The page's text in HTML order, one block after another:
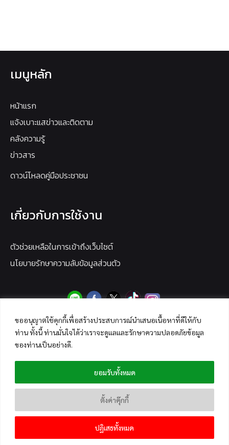
ขออนุญาตใช้คุกกี้เพื่อสร้างประสบการณ์นำเสนอเนื้อหาที่ดีให้กับ
ท่าน ทั้งนี้ ท่านมั่นใจได้ว่าเราจะดูแลและรักษาความปลอดภัยข้อมูล
ของท่านเป็นอย่างดี.
ตั้งค่าคุ๊กกี้
ปฏิเสธทั้งหมด
ยอมรับทั้งหมด
เมนูหลัก
หน้าแรก
แจ้งเบาะแสข่าวและติดตาม
คลังความรู้
ข่าวสาร
ดาวน์โหลดคู่มือประชาชน
เกี่ยวกับการใช้งาน
ตัวช่วยเหลือในการเข้าถึงเว็บไซต์
นโยบายรักษาความลับข้อมูลส่วนตัว
Copyright © 2026 ANTI-FAKE NEWS CENTER THAILAND